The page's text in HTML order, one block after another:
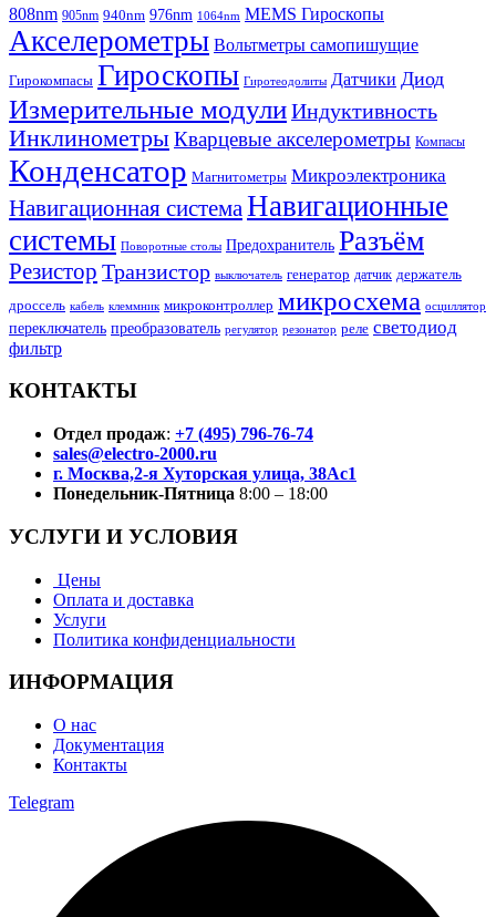
808nm 905nm 940nm 976nm 1064nm MEMS Гироскопы
Акселерометры Вольтметры самопишущие
Гирокомпасы Гироскопы Гиротеодолиты Датчики Диод
Измерительные модулиИндуктивность
ИнклинометрыКварцевые акселерометры Компасы
Конденсатор Магнитометры Микроэлектроника
Навигационная система Навигационные
системы Поворотные столы Предохранитель Разъём
Резистор Транзистор выключатель генератор датчик держатель
дроссель кабель клеммник микроконтроллер микросхема осциллятор
переключатель преобразователь регулятор резонатор реле светодиод
фильтр
КОНТАКТЫ
Отдел продаж: +7 (495) 796-76-74
sales@electro-2000.ru
г. Москва,2-я Хуторская улица, 38Ас1
Понедельник-Пятница 8:00 – 18:00
УСЛУГИ И УСЛОВИЯ
Цены
Оплата и доставка
Услуги
Политика конфиденциальности
ИНФОРМАЦИЯ
О нас
Документация
Контакты
Telegram